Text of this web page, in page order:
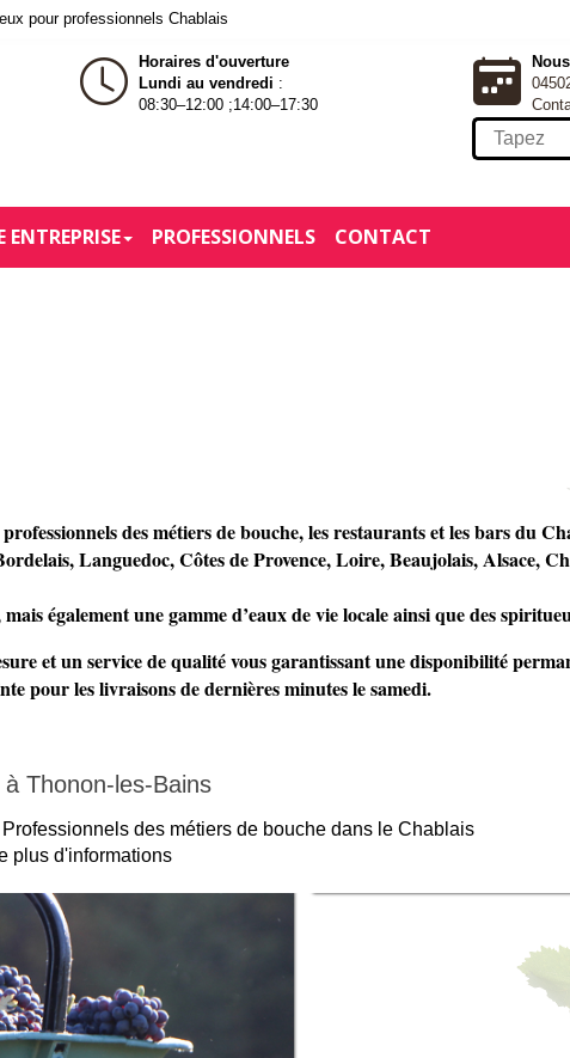
pour professionnels Chablais
Horaires d'ouverture
Lundi au vendredi :
08:30–12:00 ;14:00–17:30
ENTREPRISE PROFESSIONNELS CONTACT
des métiers de bouche, les restaurants et les bars du
Languedoc, Côtes de Provence, Loire, Beaujolais, Alsace,
également une gamme d’eaux de vie locale ainsi que des
et un service de qualité vous garantissant une disponibilité
pour les livraisons de dernières minutes le samedi.
Thonon-les-Bains
Professionnels des métiers de bouche dans le Chablais
plus d'informations